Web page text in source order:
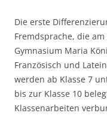
Die erste
Fremdsprache, die
Gymnasium Maria
Französisch und
werden ab Klasse 7
bis zur Klasse 10
Klassenarbeiten